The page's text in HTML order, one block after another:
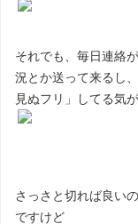
それでも、毎日連絡
況とか送って来るし
見ぬフリ」してる気
さっさと切れば良い
ですけど